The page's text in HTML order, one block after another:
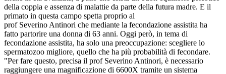
della coppia e assenza di malattie da parte della futura madre. E il
primato in questa campo spetta proprio al
prof Severino Antinori che mediante la fecondazione assistita ha
fatto partorire una donna di 63 anni. Oggi però, in tema di
fecondazione assistita, ha solo una preoccupazione: scegliere lo
spermatozoo migliore, quello che ha più probabilità di fecondare.
"Per fare questo, precisa il prof Severino Antinori, è necessario
raggiungere una magnificazione di 6600X tramite un sistema